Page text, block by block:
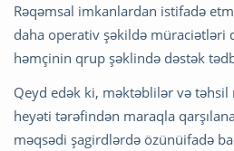
Rəqəmsal imkanlardan istifadə
daha operativ şəkildə müraciətləri
həmçinin qrup şəklində dəstək
Qeyd edək ki, məktəblilər və
heyəti tərəfindən maraqla
məqsədi şagirdlərdə özünüifadə